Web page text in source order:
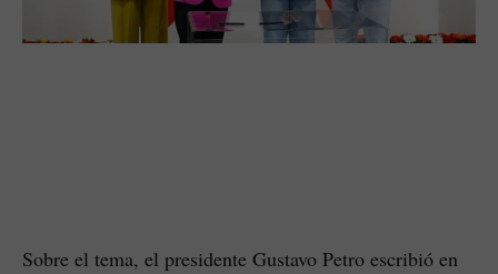
Sobre el tema, el presidente Gustavo Petro escribió en